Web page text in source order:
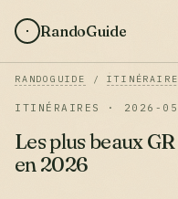
RandoGuide
RANDOGUIDE /
ITINÉRAIRES · 2026-
Les plus beaux
en 2026